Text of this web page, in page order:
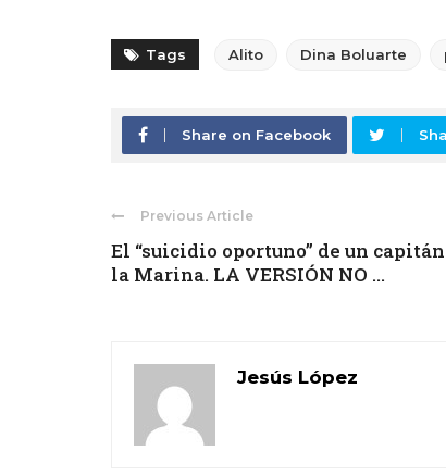
Tags Alito Dina Boluarte
Share on Facebook
Previous Article
El “suicidio oportuno” de un
la Marina. LA VERSIÓN NO ...
Jesús López